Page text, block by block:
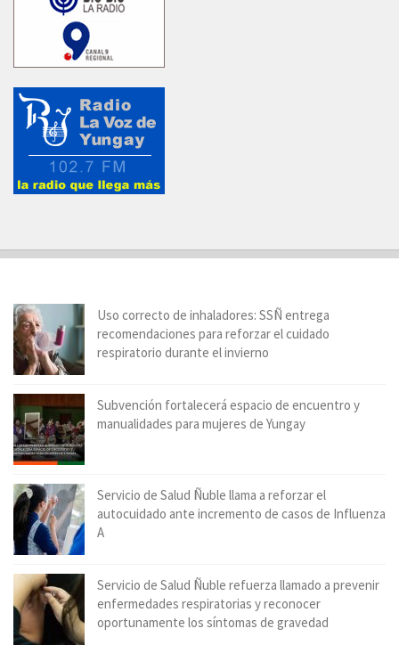
Uso correcto de inhaladores: SSÑ entrega
recomendaciones para reforzar el cuidado
respiratorio durante el invierno
Subvención fortalecerá espacio de encuentro y
manualidades para mujeres de Yungay
Servicio de Salud Ñuble llama a reforzar el
autocuidado ante incremento de casos de Influenza
A
Servicio de Salud Ñuble refuerza llamado a prevenir
enfermedades respiratorias y reconocer
oportunamente los síntomas de gravedad